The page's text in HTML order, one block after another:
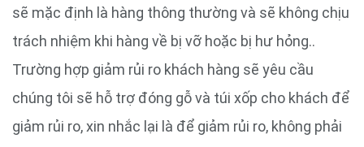
sẽ mặc định là hàng thông thường và sẽ không chịu
trách nhiệm khi hàng về bị vỡ hoặc bị hư hỏng..
Trường hợp giảm rủi ro khách hàng sẽ yêu cầu
chúng tôi sẽ hỗ trợ đóng gỗ và túi xốp cho khách để
giảm rủi ro, xin nhắc lại là để giảm rủi ro, không phải